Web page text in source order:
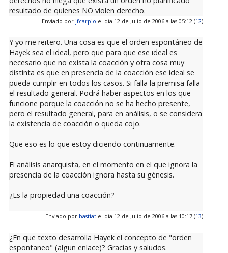
resultado de quienes NO violen derecho.
Enviado por jfcarpio el día 12 de Julio de 2006 a las 05:12 (12)
Y yo me reitero. Una cosa es que el orden espontáneo de
Hayek sea el ideal, pero que para que ese ideal es
necesario que no exista la coacción y otra cosa muy
distinta es que en presencia de la coacción ese ideal se
pueda cumplir en todos los casos. Si falla la premisa falla
el resultado general. Podrá haber aspectos en los que
funcione porque la coacción no se ha hecho presente,
pero el resultado general, para en análisis, o se considera
la existencia de coacción o queda cojo.
Que eso es lo que estoy diciendo continuamente.
El análisis anarquista, en el momento en el que ignora la
presencia de la coacción ignora hasta su génesis.
¿Es la propiedad una coacción?
Enviado por bastiatel día 12 de Julio de 2006 a las 10:17 (13)
¿En que texto desarrolla Hayek el concepto de "orden
espontaneo" (algun enlace)? Gracias y saludos.